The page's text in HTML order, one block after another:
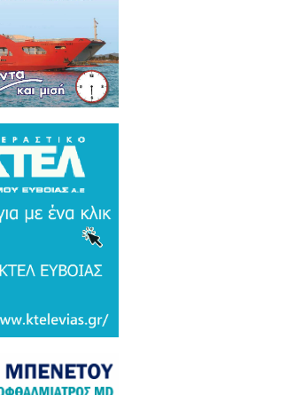
και
Ισραήλ για τον
βαλιστικό
6.000 χιλιομέτρα
στη
και αυτή
έβλεπε τον
/ Τα άδεια
(ΦΩΤΟ)
Γιάννης
δικαίου στην
στο
όσο ποτέ οι
του
να τιμωρηθεί